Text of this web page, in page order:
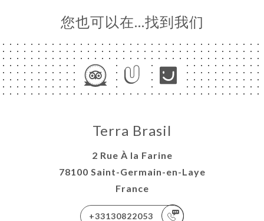
您也可以在…找到我们
Terra Brasil
2 Rue À la Farine
78100 Saint-Germain-en-Laye
France
+33130822053